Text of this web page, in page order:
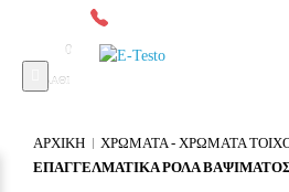
ΚΑΛΑΘΙ
0
ΑΡΧΙΚΉ ΧΡΩΜΑΤΑ - ΧΡΩΜΑΤΑ
ΕΠΑΓΓΕΛΜΑΤΙΚΑ ΡΟΛΑ